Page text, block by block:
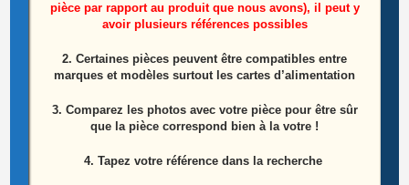
Ajouter au panier
pièce par rapport au produit que nous avons), il peut y
avoir plusieurs références possibles
2. Certaines pièces peuvent être compatibles entre
marques et modèles surtout les cartes d’alimentation
3. Comparez les photos avec votre pièce pour être sûr
que la pièce correspond bien à la votre !
4. Tapez votre référence dans la recherche